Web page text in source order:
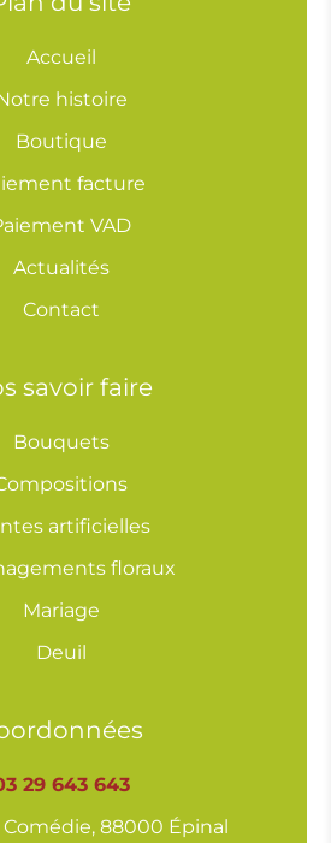
Accueil
histoire
Boutique
facture
VAD
Actualités
Contact
savoir faire
Bouquets
artificielles
floraux
Mariage
Deuil
29 643 643
Comédie, 88000 Épinal